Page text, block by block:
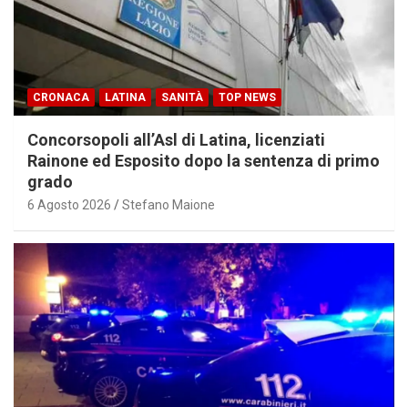
CRONACA LATINA SANITÀ TOP NEWS
Concorsopoli all’Asl di Latina, licenziati
Rainone ed Esposito dopo la sentenza di primo
grado
6 Agosto 2026 Stefano Maione